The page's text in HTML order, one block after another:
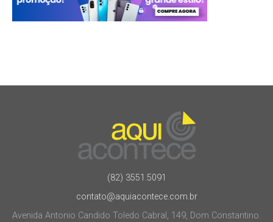
(82) 3551.5091
contato@aquiacontece.com.br
Avenida Antonio Candido Toledo Cabral, 149, Dom Constantino.